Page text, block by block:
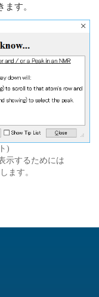
す。
)
示するためには
ます。